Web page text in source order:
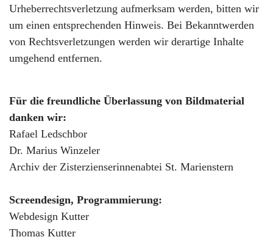
Urheberrechtsverletzung aufmerksam werden, bitten wir
um einen entsprechenden Hinweis. Bei Bekanntwerden
von Rechtsverletzungen werden wir derartige Inhalte
umgehend entfernen.
Für die freundliche Überlassung von Bildmaterial
danken wir:
Rafael Ledschbor
Dr. Marius Winzeler
Archiv der Zisterzienserinnenabtei St. Marienstern
Screendesign, Programmierung:
Webdesign Kutter
Thomas Kutter